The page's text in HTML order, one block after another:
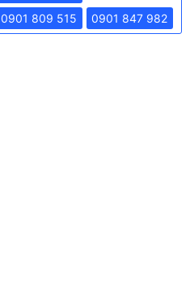
0901 809 515 0901 847 982